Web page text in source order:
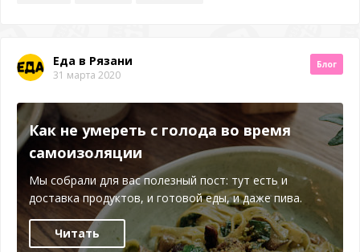
Еда в Рязани
31 марта 2020
Блог
Как не умереть с голода во время
самоизоляции
Мы собрали для вас полезный пост: тут есть и
доставка продуктов, и готовой еды, и даже пива.
Читать